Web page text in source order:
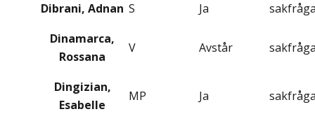
Dibrani, Adnan S Ja
Dinamarca,
Rossana
V Avstår
Dingizian,
Esabelle
MP Ja